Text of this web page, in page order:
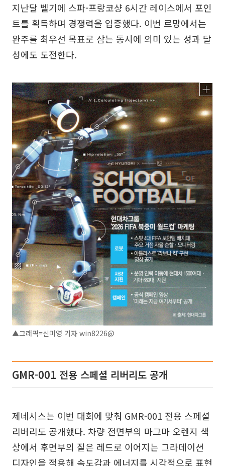
지난달 벨기에 스파-프랑코샹 6시간 레이스에서 포인
트를 획득하며 경쟁력을 입증했다. 이번 르망에서는
완주를 최우선 목표로 삼는 동시에 의미 있는 성과 달
성에도 도전한다.
▲그래픽=신미영 기자 win8226@
GMR-001 전용 스페셜 리버리도 공개
제네시스는 이번 대회에 맞춰 GMR-001 전용 스페셜
리버리도 공개했다. 차량 전면부의 마그마 오렌지 색
상에서 후면부의 짙은 레드로 이어지는 그라데이션
디자인을 적용해 속도감과 에너지를 시각적으로 표현